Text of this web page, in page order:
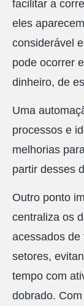
facilitar a
eles
considerável
pode ocorrer
dinheiro, de
Uma
processos e
melhorias
partir desses
Outro ponto
centraliza os
acessados de
setores,
tempo com
dobrado.